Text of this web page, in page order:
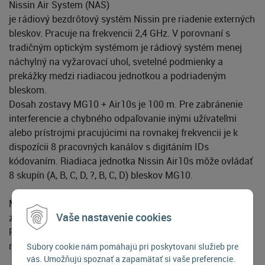
Vaše nastavenie cookies
Súbory cookie nám pomáhajú pri poskytovaní služieb pre
vás. Umožňujú spoznať a zapamätať si vaše preferencie.
Nissin Air System (NAS)
je rádiový bezdrôtový systém Nissin pre riadenie externých
bleskov. Pracuje na frekvencii 2,4 GHz. V porovnaní s
tradičným optickým systémom je rádiový systém menej
náchylný na vyžarovací uhol, svetelné podmienky a
prekážky medzi riadiacou jednotkou a podriadeným
bleskom.
Dosah zostavy MG10 + Air10s je 100 m. Pre zabránenie
interferencie a chybného odpaľovanie inými užívateľmi
alebo prístrojmi pracujúcimi na rovnakej frekvencii je k
dispozícii 8 pracovných kanálov s digitáním IDs
kódovaním. Riadiaca jednotka Nissin Air10s môže ovládať
8 skupín (A, B, C, D, ?, B, C, D) bleskov MG10.
MG10 podporuje pomocou Air10s 8 skupín bleskov. 4
základné (A, B, C, D) a 4 pokročilých (?, b, c, d) skupiny.
Riadiacu jednotku Air10s je možné spárovať prakticky s
nekonečným množstvom jednotiek "slave".